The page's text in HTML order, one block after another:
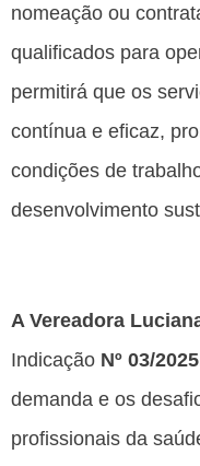
nomeação ou
qualificados para
permitirá que os
contínua e eficaz,
condições de
desenvolvimento
A Vereadora
Indicação Nº 03/
demanda e os
profissionais da